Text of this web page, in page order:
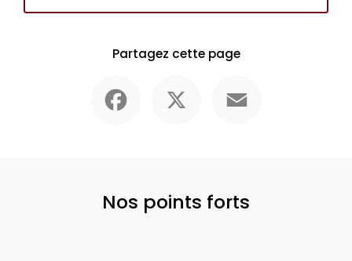
Partagez cette page
Nos points forts